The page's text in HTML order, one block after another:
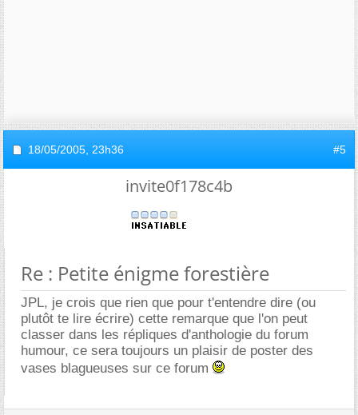
18/05/2005, 23h36 #5
invite0f178c4b
Re : Petite énigme forestière
JPL, je crois que rien que pour t'entendre dire (ou
plutôt te lire écrire) cette remarque que l'on peut
classer dans les répliques d'anthologie du forum
humour, ce sera toujours un plaisir de poster des
vases blagueuses sur ce forum